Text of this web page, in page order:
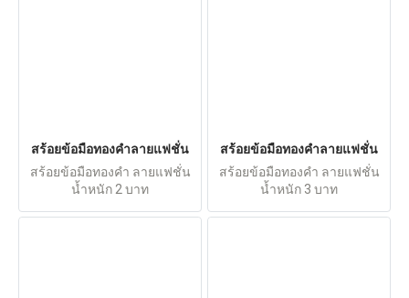
สร้อยข้อมือทองคำลายแฟชั่น
สร้อยข้อมือทองคำ ลายแฟชั่น
น้ำหนัก 2 บาท
สร้อยข้อมือทองคำลายแฟชั่น
สร้อยข้อมือทองคำ ลายแฟชั่น
น้ำหนัก 3 บาท